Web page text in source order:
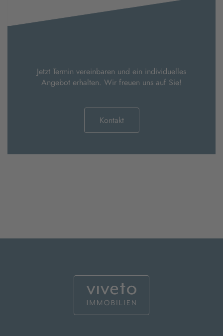
Jetzt Termin vereinbaren und ein individuelles
Angebot erhalten. Wir freuen uns auf Sie!
Kontakt